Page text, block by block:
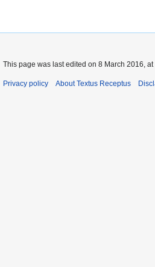
This page was last edited on 8 March 2016, at
Privacy policy About Textus Receptus